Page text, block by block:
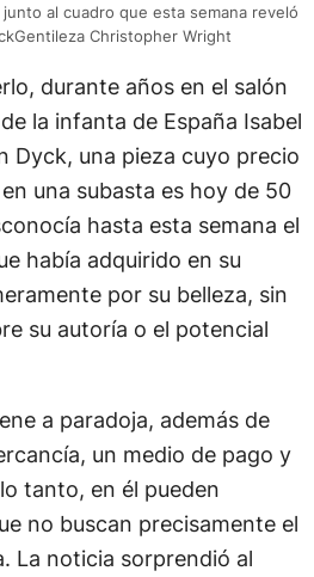
al cuadro que esta semana reveló
Christopher Wright
durante años en el salón
la infanta de España Isabel
Dyck, una pieza cuyo precio
una subasta es hoy de 50
hasta esta semana el
había adquirido en su
por su belleza, sin
su autoría o el potencial
a paradoja, además de
un medio de pago y
tanto, en él pueden
no buscan precisamente el
La noticia sorprendió al